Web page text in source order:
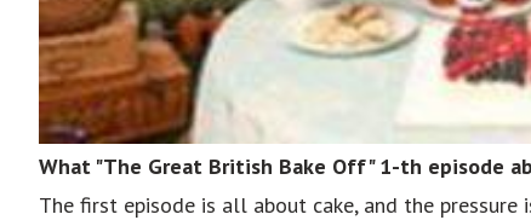
What "The Great British Bake Off" 1-th episode
The first episode is all about cake, and the